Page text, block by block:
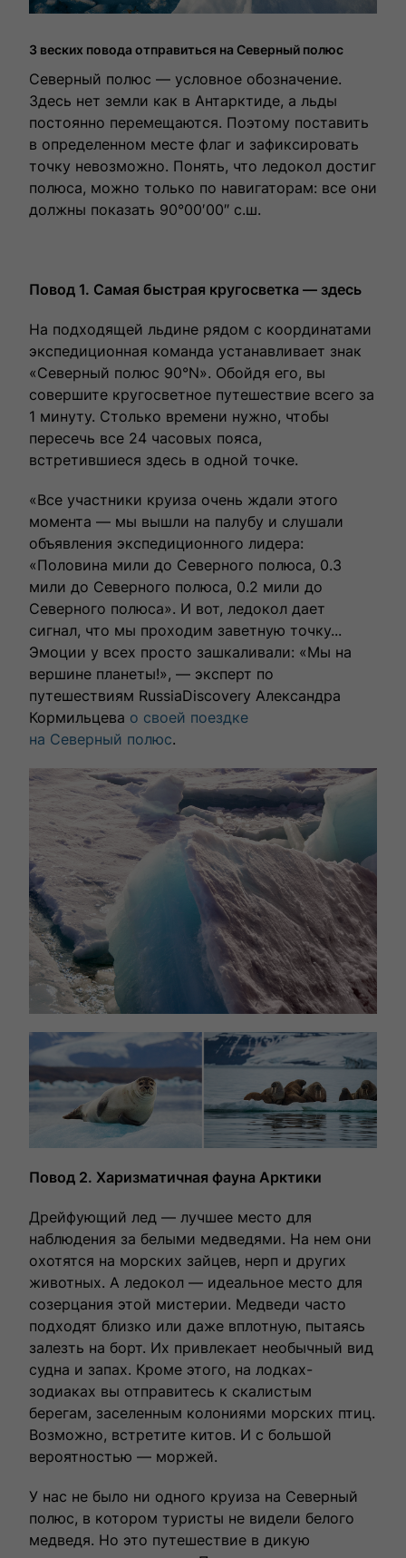
3 веских повода отправиться на Северный полюс
Северный полюс — условное обозначение.
Здесь нет земли как в Антарктиде, а льды
постоянно перемещаются. Поэтому поставить
в определенном месте флаг и зафиксировать
точку невозможно. Понять, что ледокол достиг
полюса, можно только по навигаторам: все они
должны показать 90°00′00″ с.ш.
Повод 1. Самая быстрая кругосветка — здесь
На подходящей льдине рядом с координатами
экспедиционная команда устанавливает знак
«Северный полюс 90°N». Обойдя его, вы
совершите кругосветное путешествие всего за
1 минуту. Столько времени нужно, чтобы
пересечь все 24 часовых пояса,
встретившиеся здесь в одной точке.
«Все участники круиза очень ждали этого
момента — мы вышли на палубу и слушали
объявления экспедиционного лидера:
«Половина мили до Северного полюса, 0.3
мили до Северного полюса, 0.2 мили до
Северного полюса». И вот, ледокол дает
сигнал, что мы проходим заветную точку...
Эмоции у всех просто зашкаливали: «Мы на
вершине планеты!», — эксперт по
путешествиям RussiaDiscovery Александра
Кормильцева о своей поездке
на Северный полюс.
Повод 2. Харизматичная фауна Арктики
Дрейфующий лед — лучшее место для
наблюдения за белыми медведями. На нем они
охотятся на морских зайцев, нерп и других
животных. А ледокол — идеальное место для
созерцания этой мистерии. Медведи часто
подходят близко или даже вплотную, пытаясь
залезть на борт. Их привлекает необычный вид
судна и запах. Кроме этого, на лодках-
зодиаках вы отправитесь к скалистым
берегам, заселенным колониями морских птиц.
Возможно, встретите китов. И с большой
вероятностью — моржей.
У нас не было ни одного круиза на Северный
полюс, в котором туристы не видели белого
медведя. Но это путешествие в дикую